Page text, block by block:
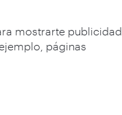
mostrarte publicidad
páginas